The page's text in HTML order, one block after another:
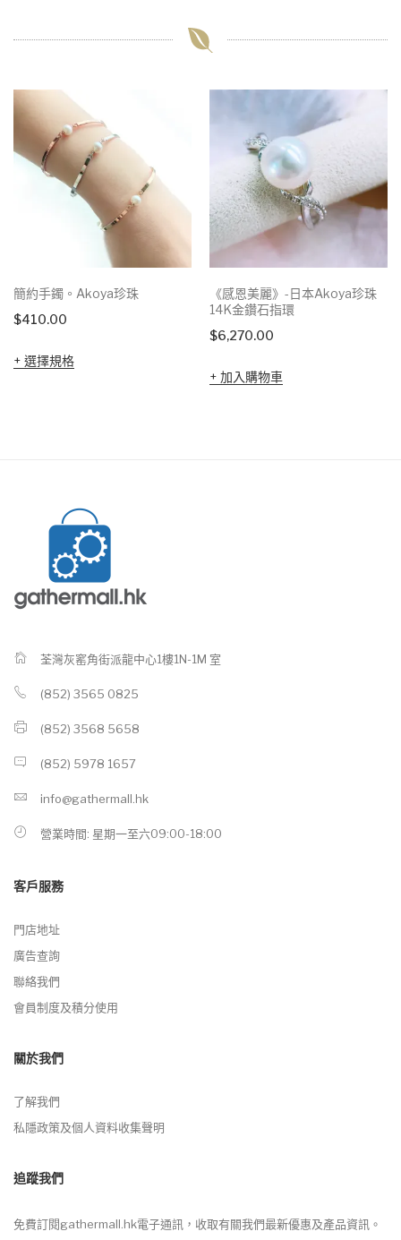
簡約手鐲。Akoya珍珠
$410.00
選擇規格
《感恩美麗》-日本Akoya珍珠
14K金鑽石指環
$6,270.00
加入購物車
荃灣灰窰角街派龍中心1樓1N-1M 室
(852) 3565 0825
(852) 3568 5658
(852) 5978 1657
info@gathermall.hk
營業時間: 星期一至六09:00-18:00
客戶服務
門店地址
廣告查詢
聯絡我們
會員制度及積分使用
關於我們
了解我們
私隱政策及個人資料收集聲明
追蹤我們
免費訂閱gathermall.hk電子通訊，收取有關我們最新優惠及產品資訊。